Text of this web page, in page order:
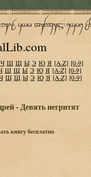
Ч Ш Щ Ы Э Ю Я [A-Z] [0-9]
Ш Щ Ы Э Ю Я [A-Z] [0-9]
Ш Щ Ы Э Ю Я [A-Z] [0-9]
- Девять негритят
книгу бесплатно